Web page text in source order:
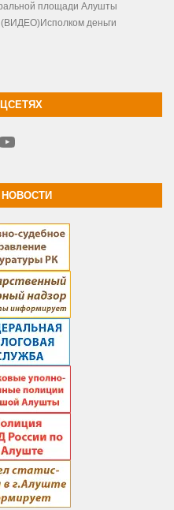
площади Алушты
(ВИДЕО)Исполком деньги
YouTube